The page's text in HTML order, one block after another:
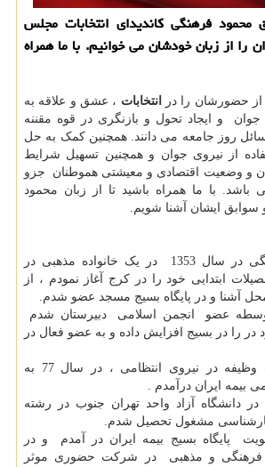
فرهنگی كاندیدای انتخابات مجلس
را از زبان خودشان می خوانیم. با ما همراه
حضورشان را در انتخابات ، عشق و علاقه به
و ایجاد تحول و بازنگری در قوه مقننه
روز جامعه می دانند. همچنین کمک به حل
از نیروی جوان و همچنین تسهیل شرایط
و وضعیت اقتصادی و معیشتی هموطنان جزو
باشد. با ما همراه باشید تا از زبان محمود
سوابق ایشان آشنا شویم.
اینجانب محمود فرهنگی در سال 1353 در یک خانواده مذهبی در
ابتدایی خود را در کرج آغاز نمودم ، از
آشنا و در پایگاه بسیج مسجد عضو شدم.
عضو انجمن اسلامی دبیرستان شدم
در را در بسیج افزایش داده و به عضو فعال در
پس از انجام خدمت وظیفه در نیروی انتظامی ، در سال 77 به
بیمه ایران درآمدم .
با قبولی در دانشگاه آزاد واحد تهران جنوب در رشته
مشغول تحصیل شدم.
پایگاه بسیج بیمه ایران در آمدم و در
فرهنگی و مذهبی در شرکت حضوری موثر